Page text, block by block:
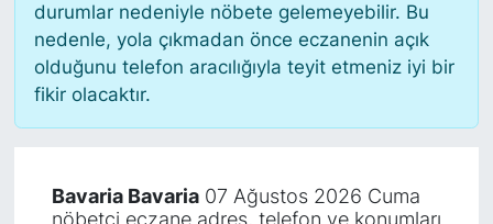
durumlar nedeniyle nöbete gelemeyebilir. Bu
nedenle, yola çıkmadan önce eczanenin açık
olduğunu telefon aracılığıyla teyit etmeniz iyi bir
fikir olacaktır.
Bavaria Bavaria07 Ağustos 2026 Cuma
nöbetçi eczane adres, telefon ve konumları